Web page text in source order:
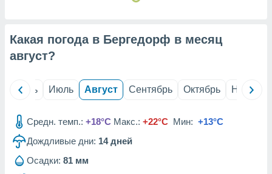
рекламы
сведения
Какая погода в Бергедорф в месяц
август?
Июнь Июль Август Сентябрь Октябрь Ноябрь
Средн. темп.: +18°C Макс.: +22°C Мин: +13°C
Дождливые дни: 14дней
Осадки: 81 мм